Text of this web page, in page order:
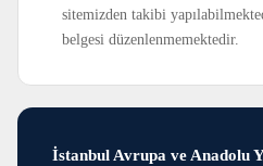
sitemizden takibi
belgesi düzenlenmemektedir.
İstanbul Avrupa ve Anadolu